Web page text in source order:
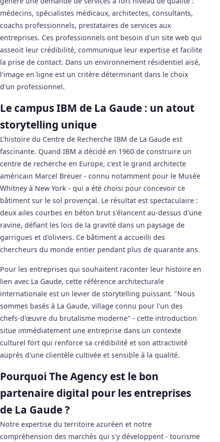
médecins, spécialistes médicaux, architectes, consultants,
coachs professionnels, prestataires de services aux
entreprises. Ces professionnels ont besoin d'un site web qui
asseoit leur crédibilité, communique leur expertise et facilite
la prise de contact. Dans un environnement résidentiel aisé,
l'image en ligne est un critère déterminant dans le choix
d'un professionnel.
Le campus IBM de La Gaude : un atout
storytelling unique
L'histoire du Centre de Recherche IBM de La Gaude est
fascinante. Quand IBM a décidé en 1960 de construire un
centre de recherche en Europe, c'est le grand architecte
américain Marcel Breuer - connu notamment pour le Musée
Whitney à New York - qui a été choisi pour concevoir ce
bâtiment sur le sol provençal. Le résultat est spectaculaire :
deux ailes courbes en béton brut s'élancent au-dessus d'une
ravine, défiant les lois de la gravité dans un paysage de
garrigues et d'oliviers. Ce bâtiment a accueilli des
chercheurs du monde entier pendant plus de quarante ans.
Pour les entreprises qui souhaitent raconter leur histoire en
lien avec La Gaude, cette référence architecturale
internationale est un levier de storytelling puissant. "Nous
sommes basés à La Gaude, village connu pour l'un des
chefs-d'œuvre du brutalisme moderne" - cette introduction
situe immédiatement une entreprise dans un contexte
culturel fort qui renforce sa crédibilité et son attractivité
auprès d'une clientèle cultivée et sensible à la qualité.
Pourquoi The Agency est le bon
partenaire digital pour les entreprises
de La Gaude ?
Notre expertise du territoire azuréen et notre
compréhension des marchés qui s'y développent - tourisme